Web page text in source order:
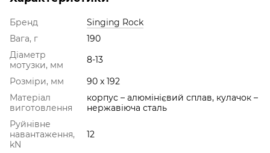
Бренд
Singing Rock
Вага, г
190
Діаметр
мотузки, мм
8-13
Розміри, мм
90 x 192
Матеріал
виготовлення
корпус – алюмінієвий сплав, кулачок –
нержавіюча сталь
Руйнівне
навантаження,
kN
12